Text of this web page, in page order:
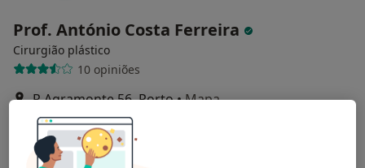
Prof. António Costa Ferreira
Cirurgião plástico
10 opiniões
R Agramonte 56, Porto•Mapa
Idealclinic-Centro Clínico